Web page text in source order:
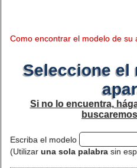
Como encontrar el modelo de su
Seleccione el
Si no lo encuentra,
Escriba el modelo
(Utilizar una sola palabra sin